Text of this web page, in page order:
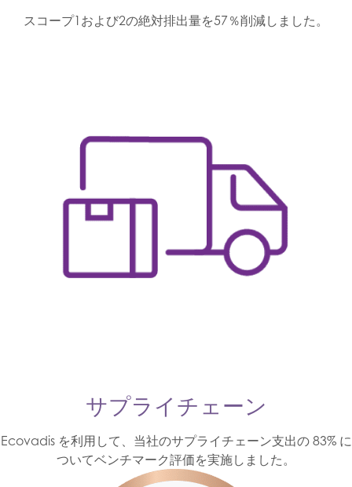
スコープ1および2の絶対排出量を57％削減しました。
サプライチェーン
Ecovadis を利用して、当社のサプライチェーン支出の 83% に
ついてベンチマーク評価を実施しました。